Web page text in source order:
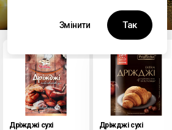
Змінити Так
Дріжджі сухі
Дріжджі сухі